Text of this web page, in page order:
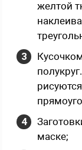
желтой
маске;